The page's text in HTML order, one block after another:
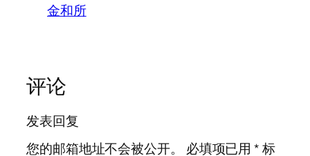
金和所
评论
发表回复
您的邮箱地址不会被公开。
必填项已用*标